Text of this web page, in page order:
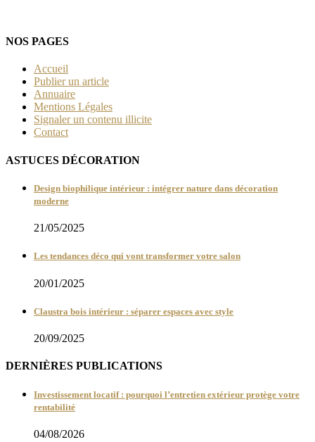
NOS PAGES
Accueil
Publier un article
Annuaire
Mentions Légales
Signaler un contenu illicite
Contact
ASTUCES DÉCORATION
Design biophilique intérieur : intégrer nature dans décoration
moderne
21/05/2025
Les tendances déco qui vont transformer votre salon
20/01/2025
Claustra bois intérieur : séparer espaces avec style
20/09/2025
DERNIÈRES PUBLICATIONS
Investissement locatif : pourquoi l’entretien extérieur protège votre
rentabilité
04/08/2026